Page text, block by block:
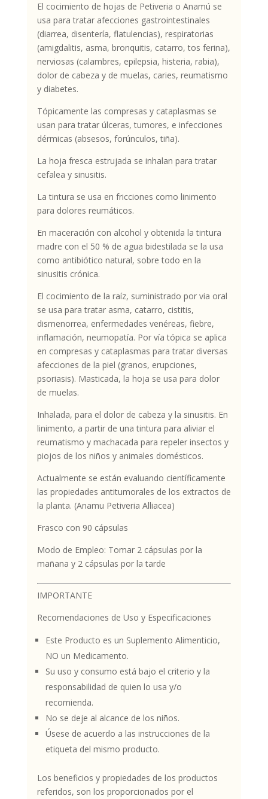
El cocimiento de hojas de Petiveria o Anamú se
usa para tratar afecciones gastrointestinales
(diarrea, disentería, flatulencias), respiratorias
(amigdalitis, asma, bronquitis, catarro, tos ferina),
nerviosas (calambres, epilepsia, histeria, rabia),
dolor de cabeza y de muelas, caries, reumatismo
y diabetes.
Tópicamente las compresas y cataplasmas se
usan para tratar úlceras, tumores, e infecciones
dérmicas (absesos, forúnculos, tiña).
La hoja fresca estrujada se inhalan para tratar
cefalea y sinusitis.
La tintura se usa en fricciones como linimento
para dolores reumáticos.
En maceración con alcohol y obtenida la tintura
madre con el 50 % de agua bidestilada se la usa
como antibiótico natural, sobre todo en la
sinusitis crónica.
El cocimiento de la raíz, suministrado por via oral
se usa para tratar asma, catarro, cistitis,
dismenorrea, enfermedades venéreas, fiebre,
inflamación, neumopatía. Por vía tópica se aplica
en compresas y cataplasmas para tratar diversas
afecciones de la piel (granos, erupciones,
psoriasis). Masticada, la hoja se usa para dolor
de muelas.
Inhalada, para el dolor de cabeza y la sinusitis. En
linimento, a partir de una tintura para aliviar el
reumatismo y machacada para repeler insectos y
piojos de los niños y animales domésticos.
Actualmente se están evaluando científicamente
las propiedades antitumorales de los extractos de
la planta. (Anamu Petiveria Alliacea)
Frasco con 90 cápsulas
Modo de Empleo: Tomar 2 cápsulas por la
mañana y 2 cápsulas por la tarde
IMPORTANTE
Recomendaciones de Uso y Especificaciones
Este Producto es un Suplemento Alimenticio,
NO un Medicamento.
Su uso y consumo está bajo el criterio y la
responsabilidad de quien lo usa y/o
recomienda.
No se deje al alcance de los niños.
Úsese de acuerdo a las instrucciones de la
etiqueta del mismo producto.
Los beneficios y propiedades de los productos
referidos, son los proporcionados por el